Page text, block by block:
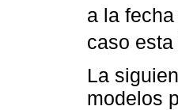
a la
caso
La
modelos